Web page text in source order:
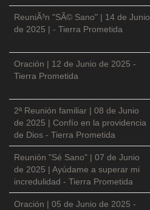
ReuniÃ³n "SÃ© Sano" | 14 de Junio
de 2025 | - Tierra Prometida
Oración | 12 de Junio de 2025 -
Tierra Prometida
2ª Reunión familiar | 08 de Junio
de 2025 | Confío en la providencia
de Dios - Tierra Prometida
Reunión "Sé Sano" | 07 de Junio
de 2025 | Ayúdame a superar mi
incredulidad - Tierra Prometida
Oración | 05 de Junio de 2025 -